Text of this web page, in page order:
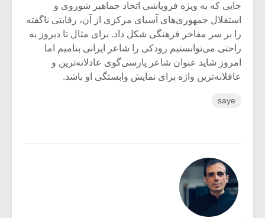
جایی که به ویژه فروپاشی اتحاد جماهیر شوروی و
استقلال جمهوری‌های آسیای مرکزی از آن، رقابتی ناگفته
را بر سر مفاخر فرهنگی شکل داد. برای مثال تا دیروز به
راحتی می‌توانستیم رودکی را شاعر ایرانی بنامیم اما
امروز شاید عنوان شاعر پارسی‌گوی عادلانه‌ترین و
عاقلانه‌ترین واژه برای نمایش وابستگی او باشد.
saye